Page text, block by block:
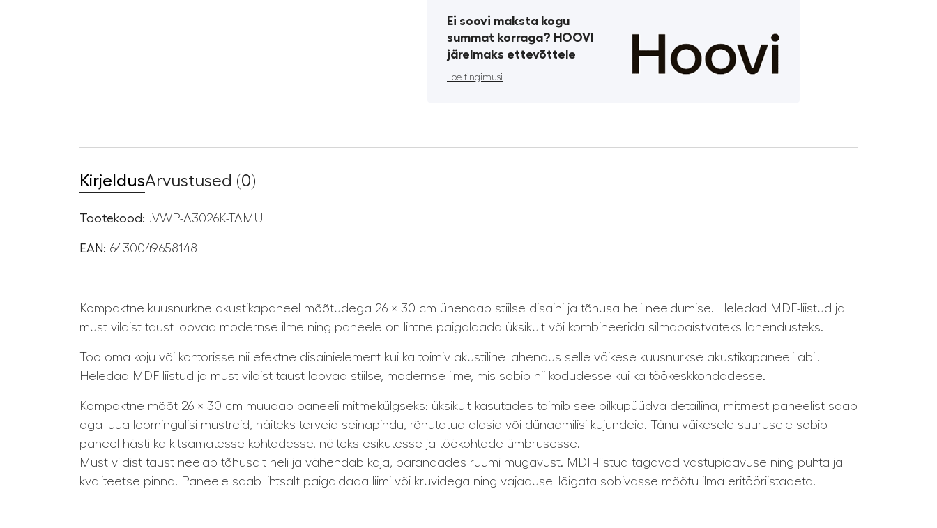
Ei soovi maksta kogu
summat korraga? HOOVI
järelmaks ettevõttele
Loe tingimusi
KirjeldusArvustused (0)
Tootekood: JVWP-A3026K-TAMU
EAN: 6430049658148
Kompaktne kuusnurkne akustikapaneel mõõtudega 26 × 30 cm ühendab stiilse disaini ja tõhusa heli neeldumise. Heledad MDF-liistud ja
must vildist taust loovad modernse ilme ning paneele on lihtne paigaldada üksikult või kombineerida silmapaistvateks lahendusteks.
Too oma koju või kontorisse nii efektne disainielement kui ka toimiv akustiline lahendus selle väikese kuusnurkse akustikapaneeli abil.
Heledad MDF-liistud ja must vildist taust loovad stiilse, modernse ilme, mis sobib nii kodudesse kui ka töökeskkondadesse.
Kompaktne mõõt 26 × 30 cm muudab paneeli mitmekülgseks: üksikult kasutades toimib see pilkupüüdva detailina, mitmest paneelist saab
aga luua loomingulisi mustreid, näiteks terveid seinapindu, rõhutatud alasid või dünaamilisi kujundeid. Tänu väikesele suurusele sobib
paneel hästi ka kitsamatesse kohtadesse, näiteks esikutesse ja töökohtade ümbrusesse.
Must vildist taust neelab tõhusalt heli ja vähendab kaja, parandades ruumi mugavust. MDF-liistud tagavad vastupidavuse ning puhta ja
kvaliteetse pinna. Paneele saab lihtsalt paigaldada liimi või kruvidega ning vajadusel lõigata sobivasse mõõtu ilma eritööriistadeta.